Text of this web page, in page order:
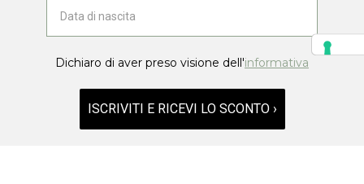
Dichiaro di aver preso visione dell'informativa
ISCRIVITI E RICEVI LO SCONTO ›